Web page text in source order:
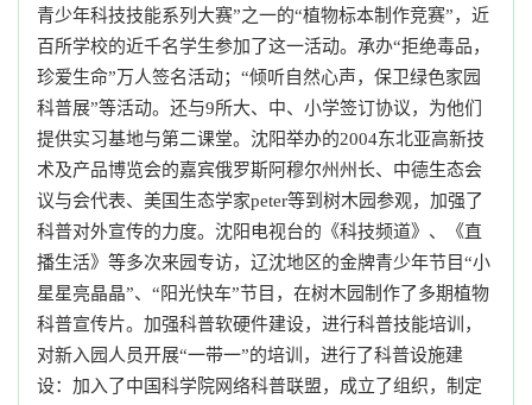
青少年科技技能系列大赛”之一的“植物标本制作竞赛”，近
百所学校的近千名学生参加了这一活动。承办“拒绝毒品，
珍爱生命”万人签名活动；“倾听自然心声，保卫绿色家园
科普展”等活动。还与9所大、中、小学签订协议，为他们
提供实习基地与第二课堂。沈阳举办的2004东北亚高新技
术及产品博览会的嘉宾俄罗斯阿穆尔州州长、中德生态会
议与会代表、美国生态学家peter等到树木园参观，加强了
科普对外宣传的力度。沈阳电视台的《科技频道》、《直
播生活》等多次来园专访，辽沈地区的金牌青少年节目“小
星星亮晶晶”、“阳光快车”节目，在树木园制作了多期植物
科普宣传片。加强科普软硬件建设，进行科普技能培训，
对新入园人员开展“一带一”的培训，进行了科普设施建
设：加入了中国科学院网络科普联盟，成立了组织，制定